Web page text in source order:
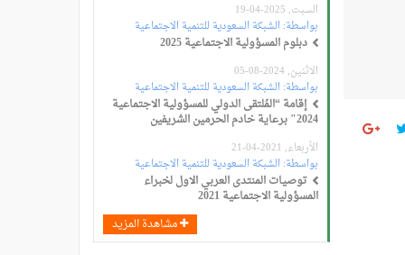
السبت, 2025-04-19
بواسطة:الشبكة السعودية للتنمية الاجتماعية
دبلوم المسؤولية الاجتماعية 2025
الاثنين, 2024-08-05
بواسطة:الشبكة السعودية للتنمية الاجتماعية
إقامة “المُلتقى الدولي للمسؤولية الاجتماعية
2024" برعاية خادم الحرمين الشريفين
الأربعاء, 2021-04-21
بواسطة:الشبكة السعودية للتنمية الاجتماعية
توصيات المنتدى العربي الاول لخبراء
المسؤولية الاجتماعية 2021
مشاهدة المزيد